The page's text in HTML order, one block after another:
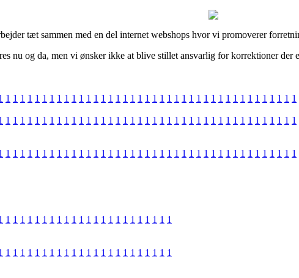
tæt sammen med en del internet webshops hvor vi promoverer
nu og da, men vi ønsker ikke at blive stillet ansvarlig for korrektioner der
1 1 1 1 1 1 1 1 1 1 1 1 1 1 1 1 1 1 1 1 1 1 1 1 1 1 1 1 1 1 1 1 1 1 1 1 1 1 1 1
1 1 1 1 1 1 1 1 1 1 1 1 1 1 1 1 1 1 1 1 1 1 1 1 1 1 1 1 1 1 1 1 1 1 1 1 1 1 1 1
1 1 1 1 1 1 1 1 1 1 1 1 1 1 1 1 1 1 1 1 1 1 1 1 1 1 1 1 1 1 1 1 1 1 1 1 1 1 1 1
1 1 1 1 1 1 1 1 1 1 1 1 1 1 1 1 1 1 1 1 1 1 1
1 1 1 1 1 1 1 1 1 1 1 1 1 1 1 1 1 1 1 1 1 1 1